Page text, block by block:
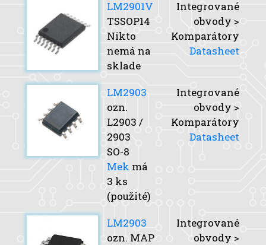
LM2901V
TSSOP14
Nikto
nemá na
sklade
Integrované
obvody >
Komparátory
Datasheet
LM2903
ozn.
L2903 /
2903
SO-8
Mek má
3 ks
(použité)
Integrované
obvody >
Komparátory
Datasheet
LM2903
ozn. MAP
Integrované
obvody >